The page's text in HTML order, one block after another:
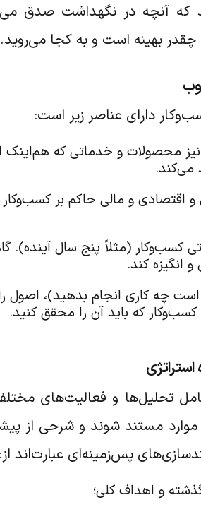
که آنچه در نگهداشت صدق
چقدر بهینه است و به کجا می‌روید.
دارای عناصر زیر است:
محصولات و خدماتی که هم‌اینک
می‌کند.
و اقتصادی و مالی حاکم بر
کسب‌وکار (مثلاً پنج سال آینده).
انگیزه کند.
است چه کاری انجام بدهید)، اصول
که باید آن را محقق کنید.
تحلیل‌ها و فعالیت‌های
مستند شوند و شرحی از
پس‌زمینه‌ای عبارت‌اند از:
و اهداف کلی؛